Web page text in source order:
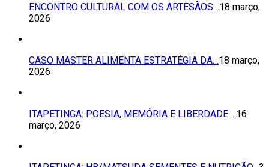
ENCONTRO CULTURAL COM OS ARTESÃOS…18 março,
2026
CASO MASTER ALIMENTA ESTRATÉGIA DA…18 março,
2026
ITAPETINGA: POESIA, MEMÓRIA E LIBERDADE:…16
março, 2026